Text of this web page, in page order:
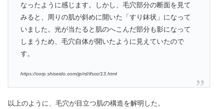
なったように感じます。しかし、毛穴部分の断面を見て
みると、周りの肌が斜めに開いた「すり鉢状」になって
いました。光が当たると肌のへこんだ部分も影になって
しまうため、毛穴自体が開いたように見えていたので
す。
https://corp.shiseido.com/jp/rd/ifscc/13.html
以上のように、毛穴が目立つ肌の構造を解明した。